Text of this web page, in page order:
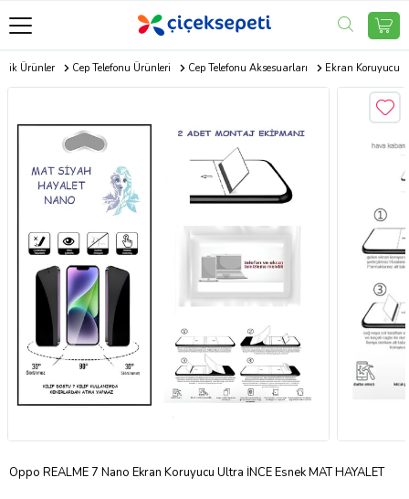
Ürünler Cep Telefonu Ürünleri Cep Telefonu Aksesuarları Ekran Koruyucu
Oppo REALME 7 Nano Ekran Koruyucu Ultra İNCE Esnek MAT HAYALET